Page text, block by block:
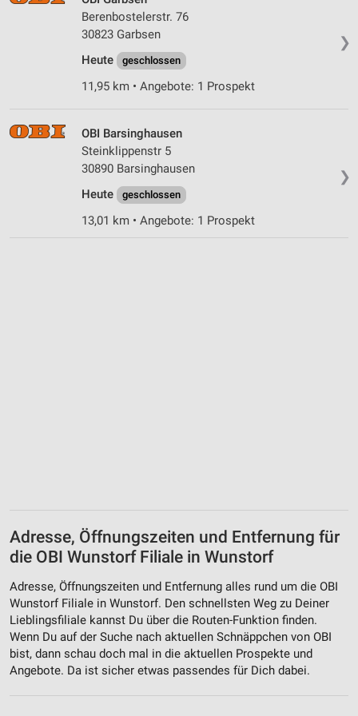
❯
Berenbostelerstr. 76
30823 Garbsen
Heute
geschlossen
11,95 km • Angebote: 1 Prospekt
❯
OBI Barsinghausen
Steinklippenstr 5
30890 Barsinghausen
Heute
geschlossen
13,01 km • Angebote: 1 Prospekt
Adresse, Öffnungszeiten und Entfernung für
die OBI Wunstorf Filiale in Wunstorf
Adresse, Öffnungszeiten und Entfernung alles rund um die OBI
Wunstorf Filiale in Wunstorf. Den schnellsten Weg zu Deiner
Lieblingsfiliale kannst Du über die Routen-Funktion finden.
Wenn Du auf der Suche nach aktuellen Schnäppchen von OBI
bist, dann schau doch mal in die aktuellen Prospekte und
Angebote. Da ist sicher etwas passendes für Dich dabei.
Nicht-IAB-Verarbeitungszwecke:
Performance